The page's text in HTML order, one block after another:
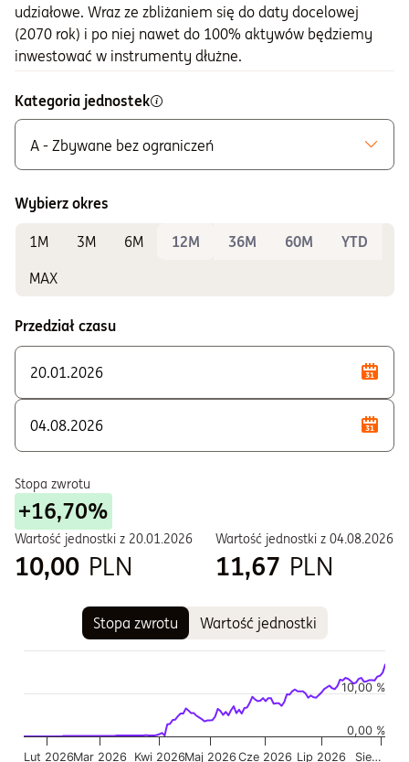
udziałowe. Wraz ze zbliżaniem się do daty docelowej
(2070 rok) i po niej nawet do 100% aktywów będziemy
inwestować w instrumenty dłużne.
Kategoria jednostek
A - Zbywane bez ograniczeń
Wybierz okres
1M 3M 6M 12M 36M 60M
YTD
MAX
Przedział czasu
Stopa zwrotu
+16,70%
Wartość jednostki z 20.01.2026
10,00 PLN
Wartość jednostki z 04.08.2026
11,67 PLN
Stopa zwrotu Wartość jednostki
Wykres pokazuje historię wartości jednostki funduszu
Wykres ma 2 osi X wyświetlające Czas, i Czas.
Wykres ma 2 osi Y wyświetlające Wartość jednostki w
Lut 2026Mar 2026 Kwi 2026Maj 2026 Cze 2026 Lip 2026 Sie…
0,00 %
10,00 %